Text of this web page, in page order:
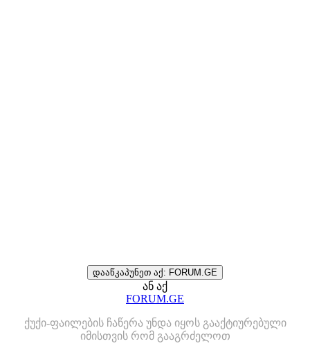
დააწკაპუნეთ აქ: FORUM.GE
ან აქ
FORUM.GE
ქუქი-ფაილების ჩაწერა უნდა იყოს გააქტიურებული
იმისთვის რომ გააგრძელოთ